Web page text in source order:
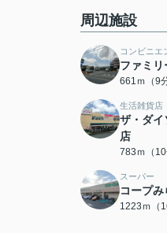
周辺施設
コンビニエ
ファミ
661ｍ（9分
生活雑貨店
ザ・ダイ
店
783ｍ（10
スーパー
コープ
1223ｍ（